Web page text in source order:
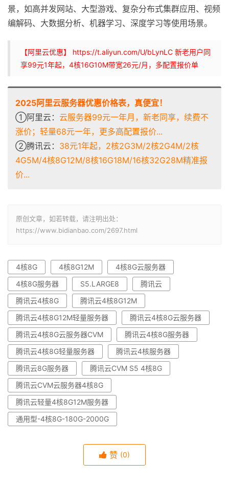
景，如高并发网站、大型游戏、复杂分布式集群应用、视频
编解码、大数据分析、机器学习、深度学习等使用场景。
【阿里云优惠】 https://t.aliyun.com/U/bLynLC 新老用户同
享99元1年起，4核16G10M带宽26元/月，多配置报价单
2025阿里云服务器优惠价格表，真便宜！
①阿里云： 云服务器99元一年月，新老同享，续费不
涨价；轻量68元一年，更多高配置报价...
②腾讯云： 38元1年起，2核2G3M/2核2G4M/2核
4G5M/4核8G12M/8核16G18M/16核32G28M精准报
价...
原创文章，如若转载，请注明出处：
https://www.bidianbao.com/2697.html
4核8G 4核8G12M
4核8G云服务器
4核8G服务器
S5.LARGE8
腾讯云
腾讯云4核8G
腾讯云4核8G12M
腾讯云4核8G12M轻量服务器
腾讯云4核8G云服务器
腾讯云4核8G云服务器CVM
腾讯云4核8G服务器
腾讯云4核8G轻量服务器
腾讯云4核服务器
腾讯云8G服务器
腾讯云CVM S5 4核8G
腾讯云CVM云服务器4核8G
腾讯云轻量4核8G12M服务器
通用型-4核8G-180G-2000G
赞 (0)